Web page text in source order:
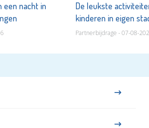
een nacht in
De leukste
kinderen in eigen
Partnerbijdrage - 07-08-